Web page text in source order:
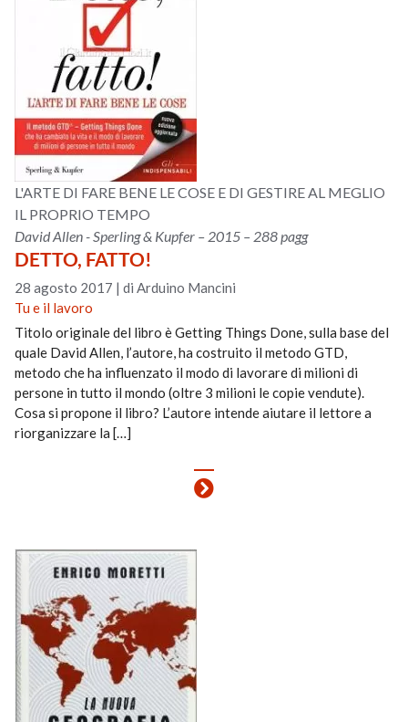
L'ARTE DI FARE BENE LE COSE E DI GESTIRE AL MEGLIO
IL PROPRIO TEMPO
David Allen - Sperling & Kupfer – 2015 – 288 pagg
DETTO, FATTO!
28 agosto 2017 |di Arduino Mancini
Tu e il lavoro
Titolo originale del libro è Getting Things Done, sulla base del
quale David Allen, l’autore, ha costruito il metodo GTD,
metodo che ha influenzato il modo di lavorare di milioni di
persone in tutto il mondo (oltre 3 milioni le copie vendute).
Cosa si propone il libro? L’autore intende aiutare il lettore a
riorganizzare la […]